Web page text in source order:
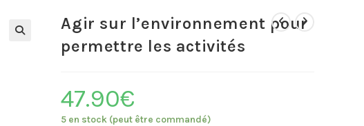
Agir sur l’environnement pour
permettre les activités
47.90€
5 en stock (peut être commandé)